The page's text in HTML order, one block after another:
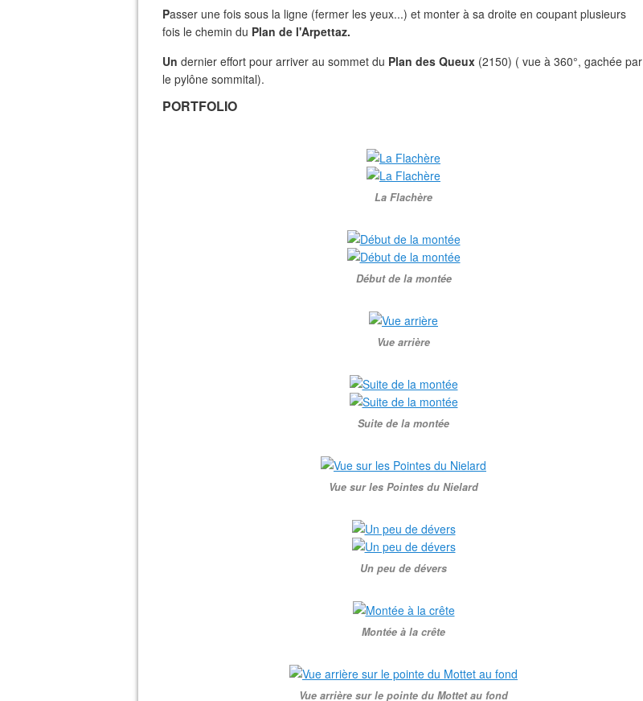
Passer une fois sous la ligne (fermer les yeux...) et monter à sa droite en coupant plusieurs
fois le chemin du Plan de l'Arpettaz.
Un dernier effort pour arriver au sommet du Plan des Queux (2150) ( vue à 360°, gachée par
le pylône sommital).
PORTFOLIO
La Flachère
Début de la montée
Vue arrière
Suite de la montée
Vue sur les Pointes du Nielard
Un peu de dévers
Montée à la crête
Vue arrière sur le pointe du Mottet au fond